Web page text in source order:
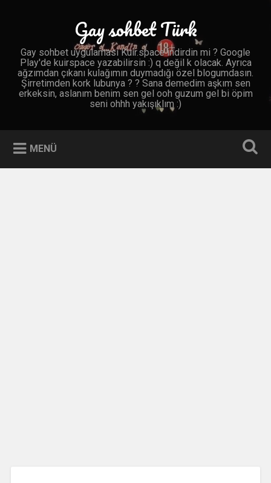
Gay sohbet Türk
Gay sohbet uygulaması Kuir.space indirdin mi ? Google
Play'de kuirspace yazabilirsin :) q değil k olacak. Ayrıca
ağzımdan çıkanı kulağımın duymadığı özel blogumdasın.
Şirretimden kork lubunya ? ? Sana demedim aşkım sen
erkeksin, aslanım benim sen gel ooh guzum gel bi öpim
seni ohhh yakışıklım :)
MENÜ